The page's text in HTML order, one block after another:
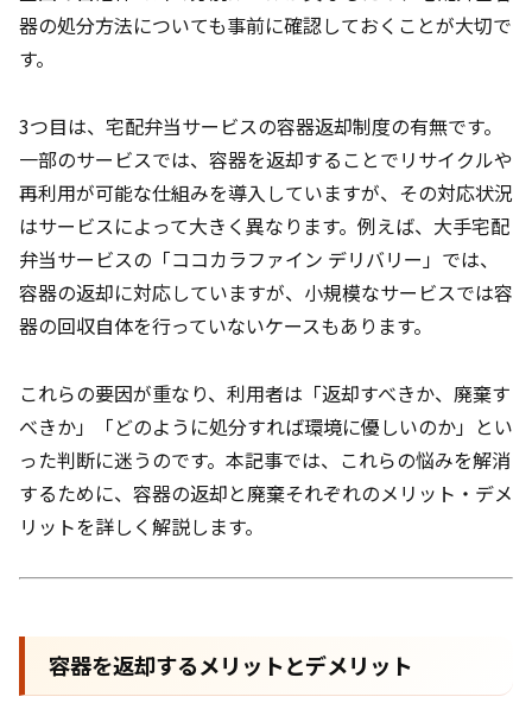
器の処分方法についても事前に確認しておくことが大切で
す。
3つ目は、宅配弁当サービスの容器返却制度の有無です。
一部のサービスでは、容器を返却することでリサイクルや
再利用が可能な仕組みを導入していますが、その対応状況
はサービスによって大きく異なります。例えば、大手宅配
弁当サービスの「ココカラファイン デリバリー」では、
容器の返却に対応していますが、小規模なサービスでは容
器の回収自体を行っていないケースもあります。
これらの要因が重なり、利用者は「返却すべきか、廃棄す
べきか」「どのように処分すれば環境に優しいのか」とい
った判断に迷うのです。本記事では、これらの悩みを解消
するために、容器の返却と廃棄それぞれのメリット・デメ
リットを詳しく解説します。
容器を返却するメリットとデメリット